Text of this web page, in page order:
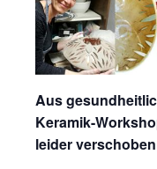
Aus
Keramik-
leider